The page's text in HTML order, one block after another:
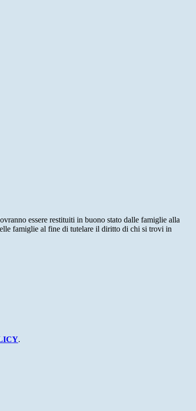
essere restituiti in buono stato dalle famiglie alla
famiglie al fine di tutelare il diritto di chi si trovi in
.